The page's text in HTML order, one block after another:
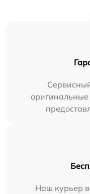
оригинальные
Наш курьер